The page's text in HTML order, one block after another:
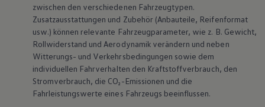
zwischen den verschiedenen Fahrzeugtypen.
Zusatzausstattungen und Zubehör (Anbauteile, Reifenformat
usw.) können relevante Fahrzeugparameter, wie z. B. Gewicht,
Rollwiderstand und Aerodynamik verändern und neben
Witterungs- und Verkehrsbedingungen sowie dem
individuellen Fahrverhalten den Kraftstoffverbrauch, den
Stromverbrauch, die CO₂-Emissionen und die
Fahrleistungswerte eines Fahrzeugs beeinflussen.